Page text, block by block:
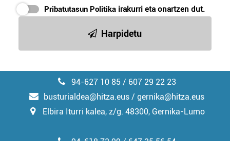
Pribatutasun Politika irakurri eta onartzen dut.
Harpidetu
94-627 10 85 / 607 29 22 23
busturialdea@hitza.eus / gernika@hitza.eus
Elbira Iturri kalea, z/g. 48300, Gernika-Lumo